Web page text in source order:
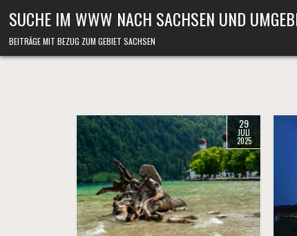
SUCHE IM WWW NACH SACHSEN UND
BEITRÄGE MIT BEZUG ZUM GEBIET SACHSEN
29
JULI
2025